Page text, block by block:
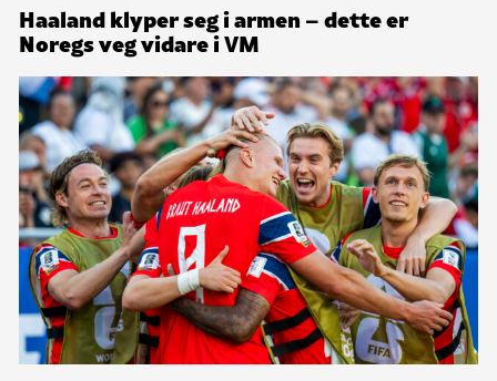
Haaland klyper seg i armen – dette er
Noregs veg vidare i VM